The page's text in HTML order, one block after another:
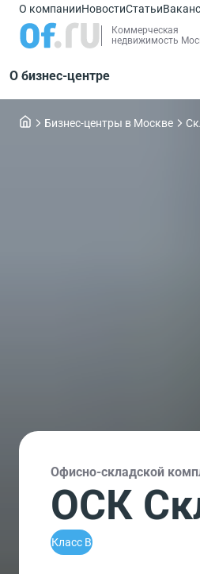
О компанииНовостиСтатьи
Коммерческая
недвижимость
О бизнес-центре
Бизнес-центры в Москве
Офисно-складской
ОСК
Класс B